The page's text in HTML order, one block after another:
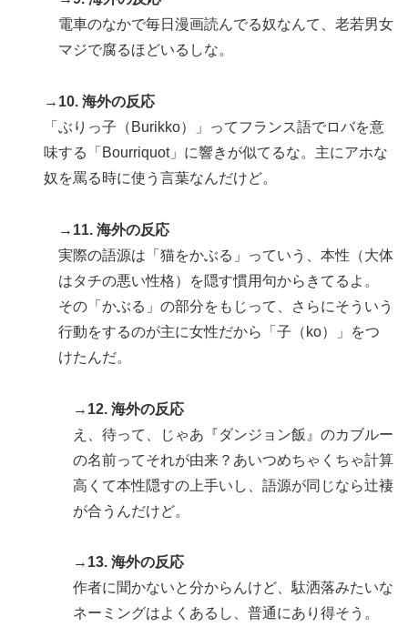
電車のなかで毎日漫画読んでる奴なんて、老若男女
マジで腐るほどいるしな。
→10. 海外の反応
「ぶりっ子（Burikko）」ってフランス語でロバを意
味する「Bourriquot」に響きが似てるな。主にアホな
奴を罵る時に使う言葉なんだけど。
→11. 海外の反応
実際の語源は「猫をかぶる」っていう、本性（大体
はタチの悪い性格）を隠す慣用句からきてるよ。
その「かぶる」の部分をもじって、さらにそういう
行動をするのが主に女性だから「子（ko）」をつ
けたんだ。
→12. 海外の反応
え、待って、じゃあ『ダンジョン飯』のカブルー
の名前ってそれが由来？あいつめちゃくちゃ計算
高くて本性隠すの上手いし、語源が同じなら辻褄
が合うんだけど。
→13. 海外の反応
作者に聞かないと分からんけど、駄洒落みたいな
ネーミングはよくあるし、普通にあり得そう。